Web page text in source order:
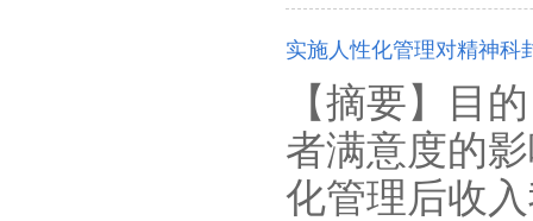
实施人性化管理对精神科
【摘要】目
者满意度的
化管理后收